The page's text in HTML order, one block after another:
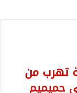
تهرب من
حميميم